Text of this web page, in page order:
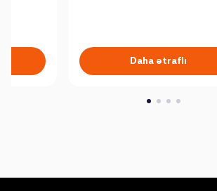
Daha ətraflı